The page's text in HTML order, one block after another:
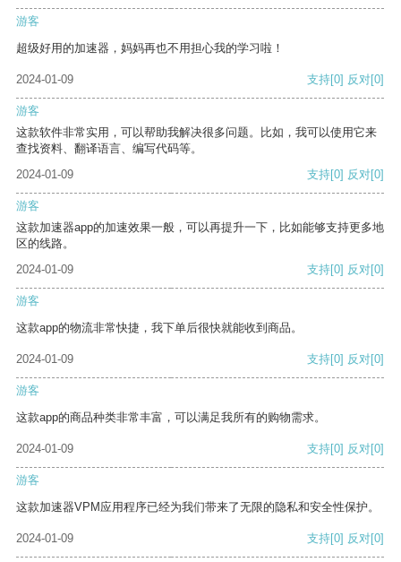
游客
超级好用的加速器，妈妈再也不用担心我的学习啦！
2024-01-09 支持[0] 反对[0]
游客
这款软件非常实用，可以帮助我解决很多问题。比如，我可以使用它来
查找资料、翻译语言、编写代码等。
2024-01-09
支持[0] 反对[0]
游客
这款加速器app的加速效果一般，可以再提升一下，比如能够支持更多地
区的线路。
2024-01-09
支持[0] 反对[0]
游客
这款app的物流非常快捷，我下单后很快就能收到商品。
2024-01-09 支持[0] 反对[0]
游客
这款app的商品种类非常丰富，可以满足我所有的购物需求。
2024-01-09 支持[0] 反对[0]
游客
这款加速器VPM应用程序已经为我们带来了无限的隐私和安全性保护。
2024-01-09 支持[0] 反对[0]